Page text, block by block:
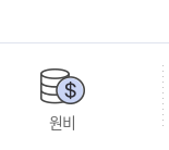
원비